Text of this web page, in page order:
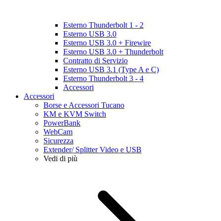
Esterno Thunderbolt 1 - 2
Esterno USB 3.0
Esterno USB 3.0 + Firewire
Esterno USB 3.0 + Thunderbolt
Contratto di Servizio
Esterno USB 3.1 (Type A e C)
Esterno Thunderbolt 3 - 4
Accessori
Accessori
Borse e Accessori Tucano
KM e KVM Switch
PowerBank
WebCam
Sicurezza
Extender/ Splitter Video e USB
Vedi di più